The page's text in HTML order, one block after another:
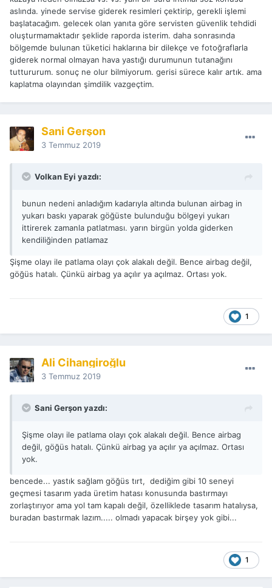
aslında. yinede servise giderek resimleri çektirip, gerekli işlemi
başlatacağım. gelecek olan yanıta göre servisten güvenlik tehdidi
oluşturmamaktadır şeklide raporda isterim. daha sonrasında
bölgemde bulunan tüketici haklarına bir dilekçe ve fotoğraflarla
giderek normal olmayan hava yastığı durumunun tutanağını
tuttururum. sonuç ne olur bilmiyorum. gerisi sürece kalır artık. ama
kaplatma olayından şimdilik vazgeçtim.
Sani Gerşon
3 Temmuz 2019
Volkan Eyi yazdı:
bunun nedeni anladığım kadarıyla altında bulunan airbag in
yukarı baskı yaparak göğüste bulunduğu bölgeyi yukarı
ittirerek zamanla patlatması. yarın birgün yolda giderken
kendiliğinden patlamaz
Şişme olayı ile patlama olayı çok alakalı değil. Bence airbag değil,
göğüs hatalı. Çünkü airbag ya açılır ya açılmaz. Ortası yok.
1
Ali Cihangiroğlu
3 Temmuz 2019
Sani Gerşon yazdı:
Şişme olayı ile patlama olayı çok alakalı değil. Bence airbag
değil, göğüs hatalı. Çünkü airbag ya açılır ya açılmaz. Ortası
yok.
bencede... yastık sağlam göğüs tırt, dediğim gibi 10 seneyi
geçmesi tasarım yada üretim hatası konusunda bastırmayı
zorlaştırıyor ama yol tam kapalı değil, özelliklede tasarım hatalıysa,
buradan bastırmak lazım..... olmadı yapacak birşey yok gibi...
1